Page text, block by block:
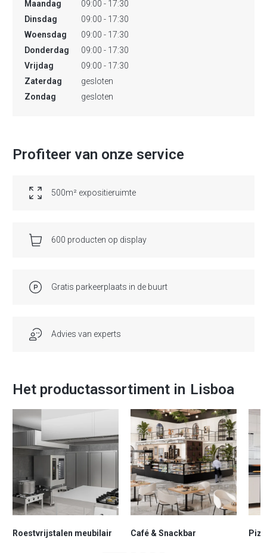
Maandag
09:00 - 17:30
Dinsdag
09:00 - 17:30
Woensdag
09:00 - 17:30
Donderdag
09:00 - 17:30
Vrijdag
09:00 - 17:30
Zaterdag
gesloten
Zondag
gesloten
Profiteer van onze service
500m² expositieruimte
600 producten op display
Gratis parkeerplaats in de buurt
Advies van experts
Het productassortiment in Lisboa
Roestvrijstalen meubilair Café & Snackbar